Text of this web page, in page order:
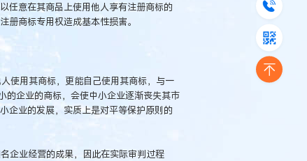
任意在其商品上使用他人享有注册商标的
册商标专用权造成基本性损害。
使用其商标，更能自己使用其商标，与一
的企业的商标，会使中小企业逐渐丧失其市
企业的发展，实质上是对平等保护原则的
企业经营的成果，因此在实际审判过程